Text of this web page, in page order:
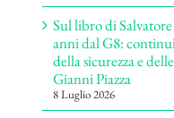
Sul libro di
anni dal G8:
della sicurezza e
Gianni Piazza
8 Luglio 2026